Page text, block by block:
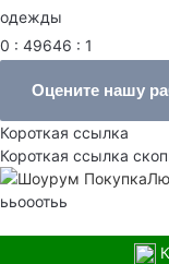
одежды
0 : 49646 : 1
Оцените нашу
Короткая ссылка
Короткая ссылка
ььооотьь